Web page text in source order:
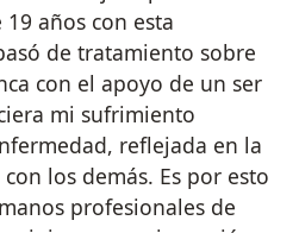
años con esta
de tratamiento sobre
con el apoyo de un ser
mi sufrimiento
reflejada en la
los demás. Es por esto
profesionales de